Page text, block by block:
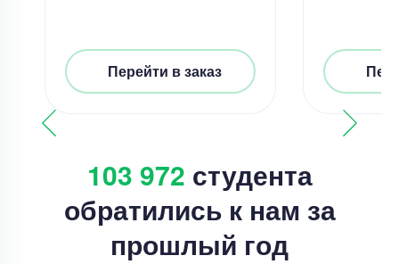
Перейти в заказ
103 972 студента
обратились к нам за
прошлый год